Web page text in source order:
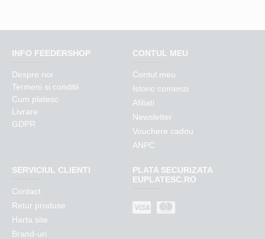
INFO FEEDERSHOP
Despre noi
Termeni si conditii
Cum platesc
Livrare
GDPR
CONTUL MEU
Contul meu
Istoric comenzi
Afiliati
Newsletter
Vouchere cadou
ANPC
SERVICIUL CLIENTI
Contact
Retur produse
Harta site
Brand-uri
PLATA SECURIZATA
EUPLATESC.RO